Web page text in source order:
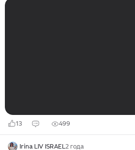
13 499
Irina LIV ISRAEL 2 года